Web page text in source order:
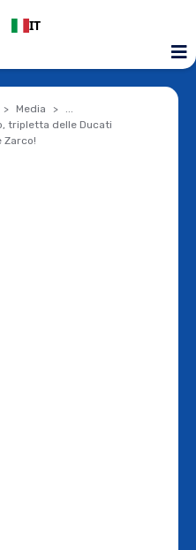
IT
Media
...
tripletta delle Ducati
Zarco!